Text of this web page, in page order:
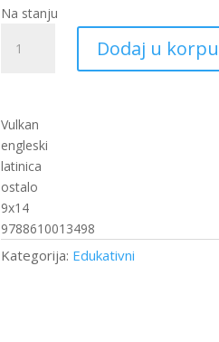
Na stanju
na
engleskom
jeziku
(VU)
količina
Dodaj u korpu
Vulkan
engleski
latinica
ostalo
9x14
9788610013498
Kategorija: Edukativni